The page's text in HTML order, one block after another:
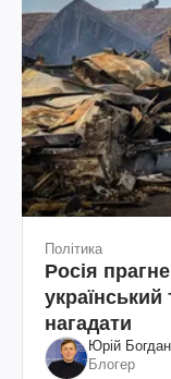
Політика
Росія
нагадати
Юрій
Блогер